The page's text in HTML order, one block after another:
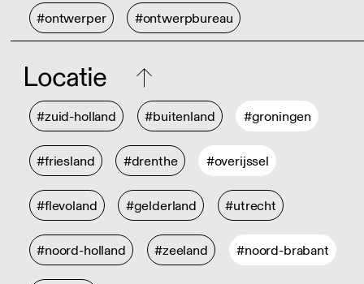
#ontwerper #ontwerpbureau
Locatie
#zuid-holland #buitenland #groningen
#friesland #drenthe #overijssel
#flevoland #gelderland #utrecht
#noord-holland #zeeland #noord-brabant